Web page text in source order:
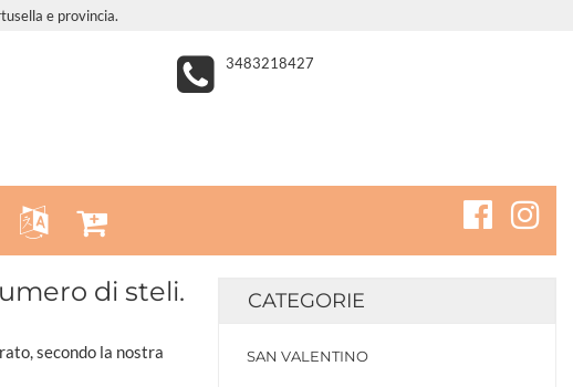
e provincia.
3483218427
di steli.
secondo la nostra
CATEGORIE
SAN VALENTINO